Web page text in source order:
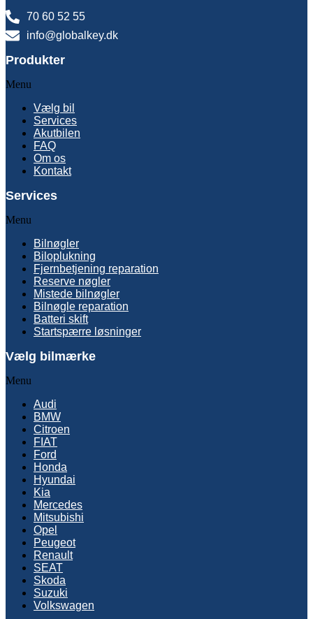
70 60 52 55
info@globalkey.dk
Produkter
Menu
Vælg bil
Services
Akutbilen
FAQ
Om os
Kontakt
Services
Menu
Bilnøgler
Biloplukning
Fjernbetjening reparation
Reserve nøgler
Mistede bilnøgler
Bilnøgle reparation
Batteri skift
Startspærre løsninger
Vælg bilmærke
Menu
Audi
BMW
Citroen
FIAT
Ford
Honda
Hyundai
Kia
Mercedes
Mitsubishi
Opel
Peugeot
Renault
SEAT
Skoda
Suzuki
Volkswagen